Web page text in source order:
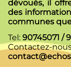
dévoués, il
des
communes
Tel: 90745071 /
Contactez-